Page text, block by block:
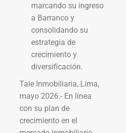
marcando su ingreso
a Barranco y
consolidando su
estrategia de
crecimiento y
diversificación.
Tale Inmobiliaria, Lima,
mayo 2026.- En línea
con su plan de
crecimiento en el